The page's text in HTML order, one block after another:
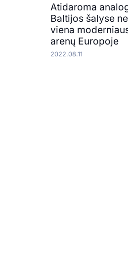
Atidaroma
Baltijos šalyse
viena
arenų Europoje
2022.08.11